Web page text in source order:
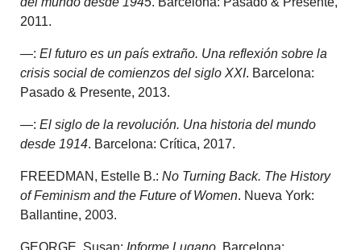
2011.
—:El futuro es un país extraño. Una reflexión sobre la
crisis social de comienzos del siglo XXI. Barcelona:
Pasado & Presente, 2013.
—:El siglo de la revolución. Una historia del mundo
desde 1914. Barcelona: Crítica, 2017.
FREEDMAN, Estelle B.:No Turning Back. The History
of Feminism and the Future of Women. Nueva York:
Ballantine, 2003.
GEORGE, Susan: Informe Lugano . Barcelona: